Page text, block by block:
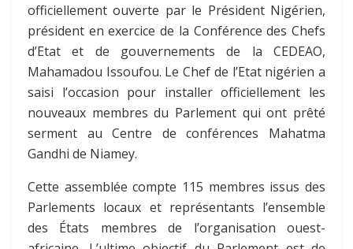
officiellement ouverte par le Président Nigérien,
président en exercice de la Conférence des Chefs
d’Etat et de gouvernements de la CEDEAO,
Mahamadou Issoufou. Le Chef de l’Etat nigérien a
saisi l’occasion pour installer officiellement les
nouveaux membres du Parlement qui ont prêté
serment au Centre de conférences Mahatma
Gandhi de Niamey.
Cette assemblée compte 115 membres issus des
Parlements locaux et représentants l’ensemble
des États membres de l’organisation ouest-